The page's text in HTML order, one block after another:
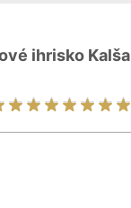
ihrisko Kalša